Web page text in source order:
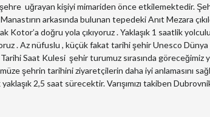
uğrayan kişiyi mimariden önce etkilemektedir.
arkasında bulunan tepedeki Anıt Mezara
Kotor’a doğru yola çıkıyoruz . Yaklaşık 1 saatlik
. Az nüfuslu , küçük fakat tarihi şehir Unesco
Saat Kulesi şehir turumuz sırasında göreceğimiz
şehrin tarihini ziyaretçilerin daha iyi anlamasını
yaklaşık 2,5 saat sürecektir. Varışımızı takiben